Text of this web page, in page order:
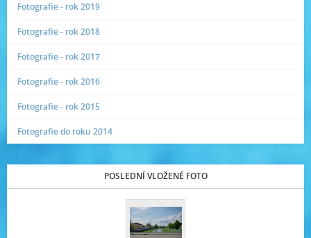
Fotografie - rok 2019
Fotografie - rok 2018
Fotografie - rok 2017
Fotografie - rok 2016
Fotografie - rok 2015
Fotografie do roku 2014
POSLEDNÍ VLOŽENÉ FOTO